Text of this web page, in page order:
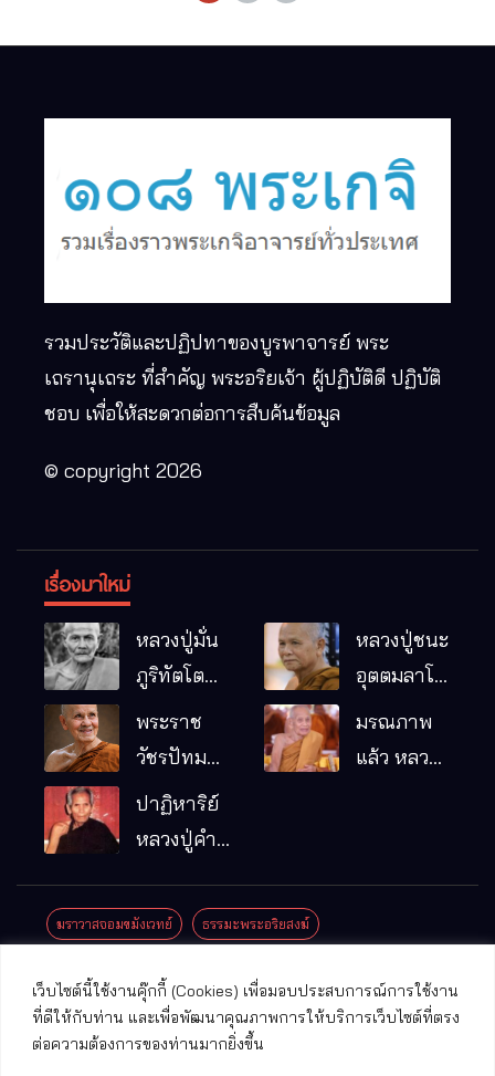
เว็บไซต์นี้ใช้งานคุ๊กกี้ (Cookies) เพื่อมอบประสบการณ์การใช้งาน
ที่ดีให้กับท่าน และเพื่อพัฒนาคุณภาพการให้บริการเว็บไซต์ที่ตรง
ต่อความต้องการของท่านมากยิ่งขึ้น
รวมประวัติและปฏิปทาของบูรพาจารย์ พระ
เถรานุเถระ ที่สำคัญ พระอริยเจ้า ผู้ปฏิบัติดี ปฏิบัติ
ชอบ เพื่อให้สะดวกต่อการสืบค้นข้อมูล
© copyright 2026
เรื่องมาใหม่
หลวงปู่มั่น
ภูริทัตโต
พระอริยเจ้า
ผู้เป็นบิดา
รมฐาน
หลวงปู่ชนะ
อุตตมลาโภ
หมากอื๋อ
พระราช
วัชรปัทม
คุณ (หลวง
ปู่บัวเกตุ
แล้ว วัดป่า
อ.แม่ริม
จ.เชียงใหม่
มรณภาพ
แล้ว หลวง
ปาฏิหาริย์
หลวงปู่คำ
มณี
ฆราวาสจอมขมังเวทย์ ธรรมะพระอริยสงฆ์
ปาฏิหาริย์พระเครื่อง พระธาตุศักดิ์สิทธิ์
พระพุทธรูปศักดิ์สิทธิ์ วัดที่สําคัญ